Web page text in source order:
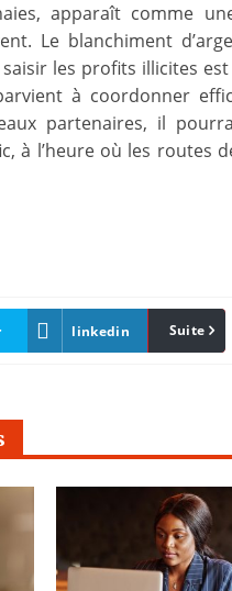
apparaît comme
Le blanchiment
les profits illicites
à coordonner
partenaires, il
à l’heure où les routes
linkedin Suite